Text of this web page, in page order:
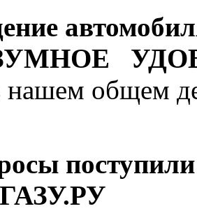
автомобиля
в нашем
ГАЗУ.РУ